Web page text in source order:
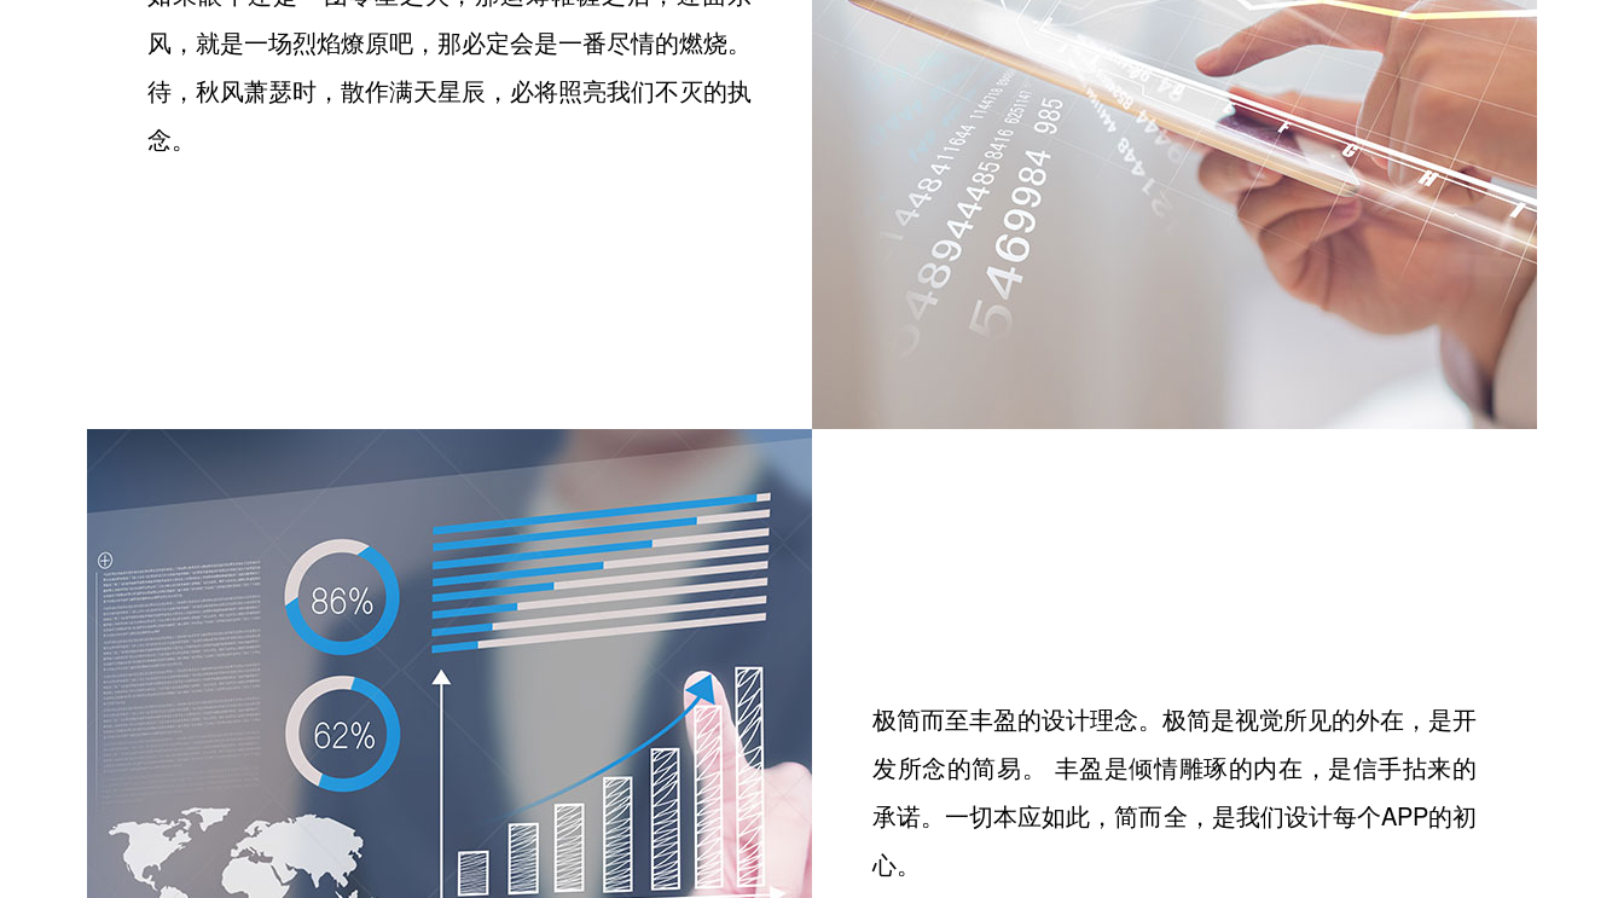
风，就是一场烈焰燎原吧，那必定会是一番尽情的燃烧。
待，秋风萧瑟时，散作满天星辰，必将照亮我们不灭的执
念。
极简而至丰盈的设计理念。极简是视觉所见的外在，是开
发所念的简易。 丰盈是倾情雕琢的内在，是信手拈来的
承诺。一切本应如此，简而全，是我们设计每个APP的初
心。